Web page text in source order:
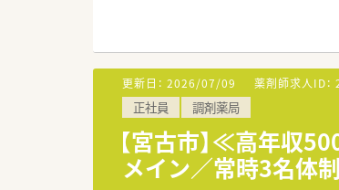
■今後の体制強化を
■ご自身の働き方に
■これまでのご経験
【法人特徴について】
■岩手県に本社を構え
■平均年齢は37歳と
■社員を家族のよう
更新日： 2026/07/09 薬剤師求人ID：
正社員 調剤薬局
【宮古市】≪高年収
メイン／常時3名体